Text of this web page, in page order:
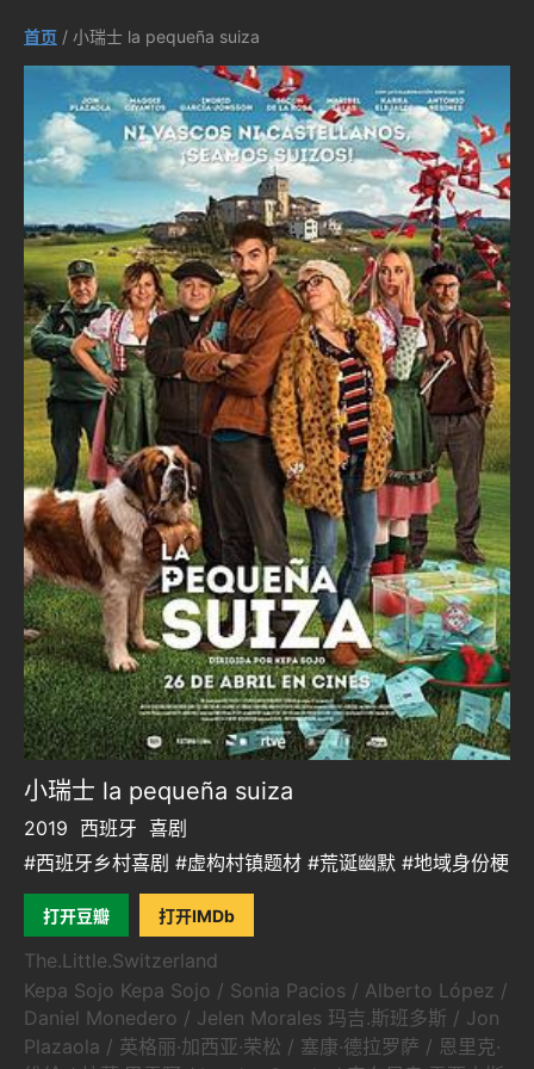
首页 / 小瑞士 la pequeña suiza
小瑞士 la pequeña suiza
2019 西班牙 喜剧
#西班牙乡村喜剧 #虚构村镇题材 #荒诞幽默 #地域身份梗
打开豆瓣 打开IMDb
The.Little.Switzerland
Kepa Sojo Kepa Sojo / Sonia Pacios / Alberto López /
Daniel Monedero / Jelen Morales 玛吉.斯班多斯 / Jon
Plazaola / 英格丽·加西亚·荣松 / 塞康·德拉罗萨 / 恩里克·